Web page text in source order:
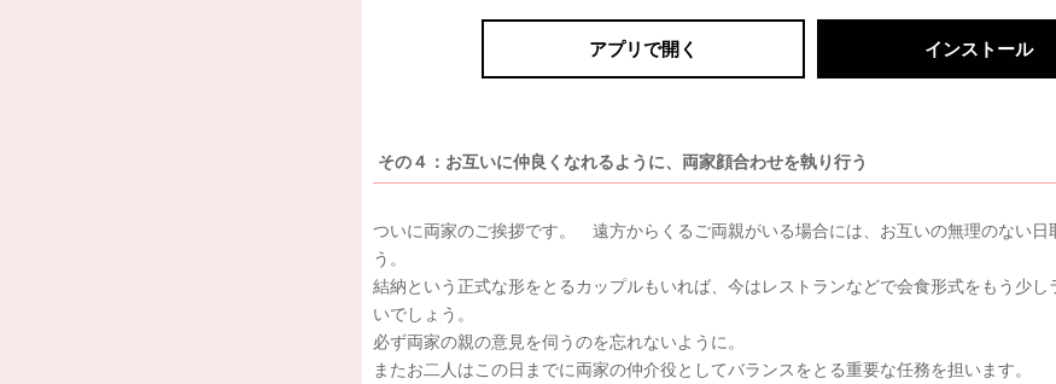
アプリで開く インストール
その４：お互いに仲良くなれるように、両家顔合わせを執り行う
ついに両家のご挨拶です。 遠方からくるご両親がいる場合には、お互いの無理のない日
う。
結納という正式な形をとるカップルもいれば、今はレストランなどで会食形式をもう少し
いでしょう。
必ず両家の親の意見を伺うのを忘れないように。
またお二人はこの日までに両家の仲介役としてバランスをとる重要な任務を担います。